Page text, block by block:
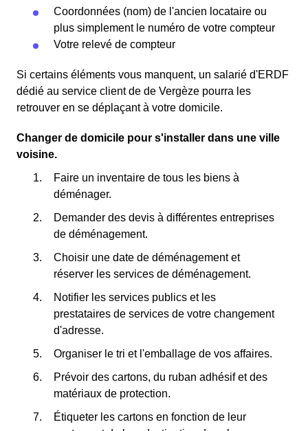
Coordonnées (nom) de l'ancien locataire ou
plus simplement le numéro de votre compteur
Votre relevé de compteur
Si certains éléments vous manquent, un salarié d'ERDF
dédié au service client de de Vergèze pourra les
retrouver en se déplaçant à votre domicile.
Changer de domicile pour s'installer dans une ville
voisine.
Faire un inventaire de tous les biens à
déménager.
Demander des devis à différentes entreprises
de déménagement.
Choisir une date de déménagement et
réserver les services de déménagement.
Notifier les services publics et les
prestataires de services de votre changement
d'adresse.
Organiser le tri et l'emballage de vos affaires.
Prévoir des cartons, du ruban adhésif et des
matériaux de protection.
Étiqueter les cartons en fonction de leur